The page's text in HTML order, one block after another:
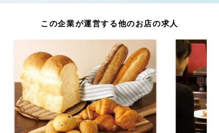
この企業が運営する他のお店の求人